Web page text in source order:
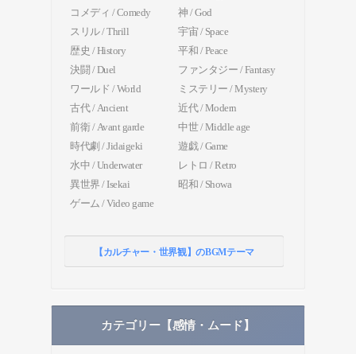
コメディ / Comedy
神 / God
スリル / Thrill
宇宙 / Space
歴史 / History
平和 / Peace
決闘 / Duel
ファンタジー / Fantasy
ワールド / World
ミステリー / Mystery
古代 / Ancient
近代 / Modern
前衛 / Avant garde
中世 / Middle age
時代劇 / Jidaigeki
遊戯 / Game
水中 / Underwater
レトロ / Retro
異世界 / Isekai
昭和 / Showa
ゲーム / Video game
【カルチャー・世界観】のBGMテーマ
カテゴリー【感情・ムード】